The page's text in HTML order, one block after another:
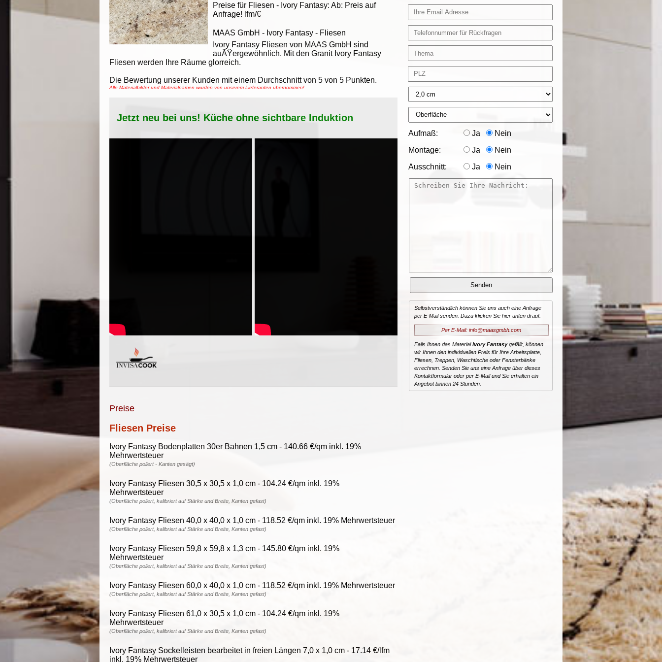
Preise für Fliesen - Ivory Fantasy: Ab: Preis auf
Anfrage! lfm/€
MAAS GmbH - Ivory Fantasy - Fliesen
Ivory Fantasy Fliesen von MAAS GmbH sind
auÃŸergewöhnlich. Mit den Granit Ivory Fantasy
Fliesen werden Ihre Räume glorreich.
Die Bewertung unserer Kunden mit einem Durchschnitt von 5 von 5 Punkten.
Alle Materialbilder und Materialnamen wurden von unserem Lieferanten übernommen!
Jetzt neu bei uns! Küche ohne sichtbare Induktion
Preise
Fliesen Preise
Ivory Fantasy Bodenplatten 30er Bahnen 1,5 cm - 140.66 €/qm inkl. 19%
Mehrwertsteuer
(Oberfläche poliert - Kanten gesägt)
Ivory Fantasy Fliesen 30,5 x 30,5 x 1,0 cm - 104.24 €/qm inkl. 19%
Mehrwertsteuer
(Oberfläche poliert, kalibriert auf Stärke und Breite, Kanten gefast)
Ivory Fantasy Fliesen 40,0 x 40,0 x 1,0 cm - 118.52 €/qm inkl. 19% Mehrwertsteuer
(Oberfläche poliert, kalibriert auf Stärke und Breite, Kanten gefast)
Ivory Fantasy Fliesen 59,8 x 59,8 x 1,3 cm - 145.80 €/qm inkl. 19%
Mehrwertsteuer
(Oberfläche poliert, kalibriert auf Stärke und Breite, Kanten gefast)
Ivory Fantasy Fliesen 60,0 x 40,0 x 1,0 cm - 118.52 €/qm inkl. 19% Mehrwertsteuer
(Oberfläche poliert, kalibriert auf Stärke und Breite, Kanten gefast)
Ivory Fantasy Fliesen 61,0 x 30,5 x 1,0 cm - 104.24 €/qm inkl. 19%
Mehrwertsteuer
(Oberfläche poliert, kalibriert auf Stärke und Breite, Kanten gefast)
Ivory Fantasy Sockelleisten bearbeitet in freien Längen 7,0 x 1,0 cm - 17.14 €/lfm
inkl. 19% Mehrwertsteuer
Aufmaß: Ja Nein
Montage: Ja Nein
Ausschnitt: Ja Nein
Selbstverständlich können Sie uns auch eine Anfrage
per E-Mail senden. Dazu klicken Sie hier unten drauf.
Per E-Mail: info@maasgmbh.com
Falls Ihnen das MaterialIvory Fantasygefällt, können
wir Ihnen den individuellen Preis für Ihre Arbeitsplatte,
Fliesen, Treppen, Waschtische oder Fensterbänke
errechnen. Senden Sie uns eine Anfrage über dieses
Kontaktformular oder per E-Mail und Sie erhalten ein
Angebot binnen 24 Stunden.